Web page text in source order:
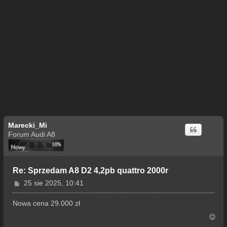
Marecki_Mi
Forum Audi A8
Re: Sprzedam A8 D2 4,2pb quattro 2000r
P
o
s
25 sie 2025, 10:41
Nowa cena 29.000 zł